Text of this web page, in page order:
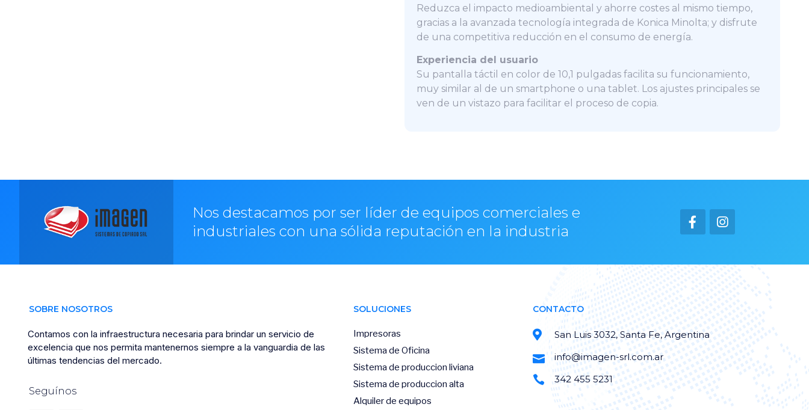
Reduzca el impacto medioambiental y ahorre costes al mismo tiempo,
gracias a la avanzada tecnología integrada de Konica Minolta; y disfrute
de una competitiva reducción en el consumo de energía.
Experiencia del usuario
Su pantalla táctil en color de 10,1 pulgadas facilita su funcionamiento,
muy similar al de un smartphone o una tablet. Los ajustes principales se
ven de un vistazo para facilitar el proceso de copia.
Nos destacamos por ser líder de equipos comerciales e
industriales con una sólida reputación en la industria
SOBRE NOSOTROS
Contamos con la infraestructura necesaria para brindar un servicio de
excelencia que nos permita mantenernos siempre a la vanguardia de las
últimas tendencias del mercado.
Seguínos
SOLUCIONES
Impresoras
Sistema de Oficina
Sistema de produccion liviana
Sistema de produccion alta
Alquiler de equipos
CONTACTO
San Luis 3032, Santa Fe, Argentina
info@imagen-srl.com.ar
342 455 5231